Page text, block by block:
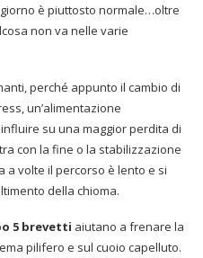
è piuttosto normale…oltre
non va nelle varie
perché appunto il cambio di
un’alimentazione
su una maggior perdita di
con la fine o la stabilizzazione
a volte il percorso è lento e si
della chioma.
5 brevetti aiutano a frenare la
pilifero e sul cuoio capelluto.